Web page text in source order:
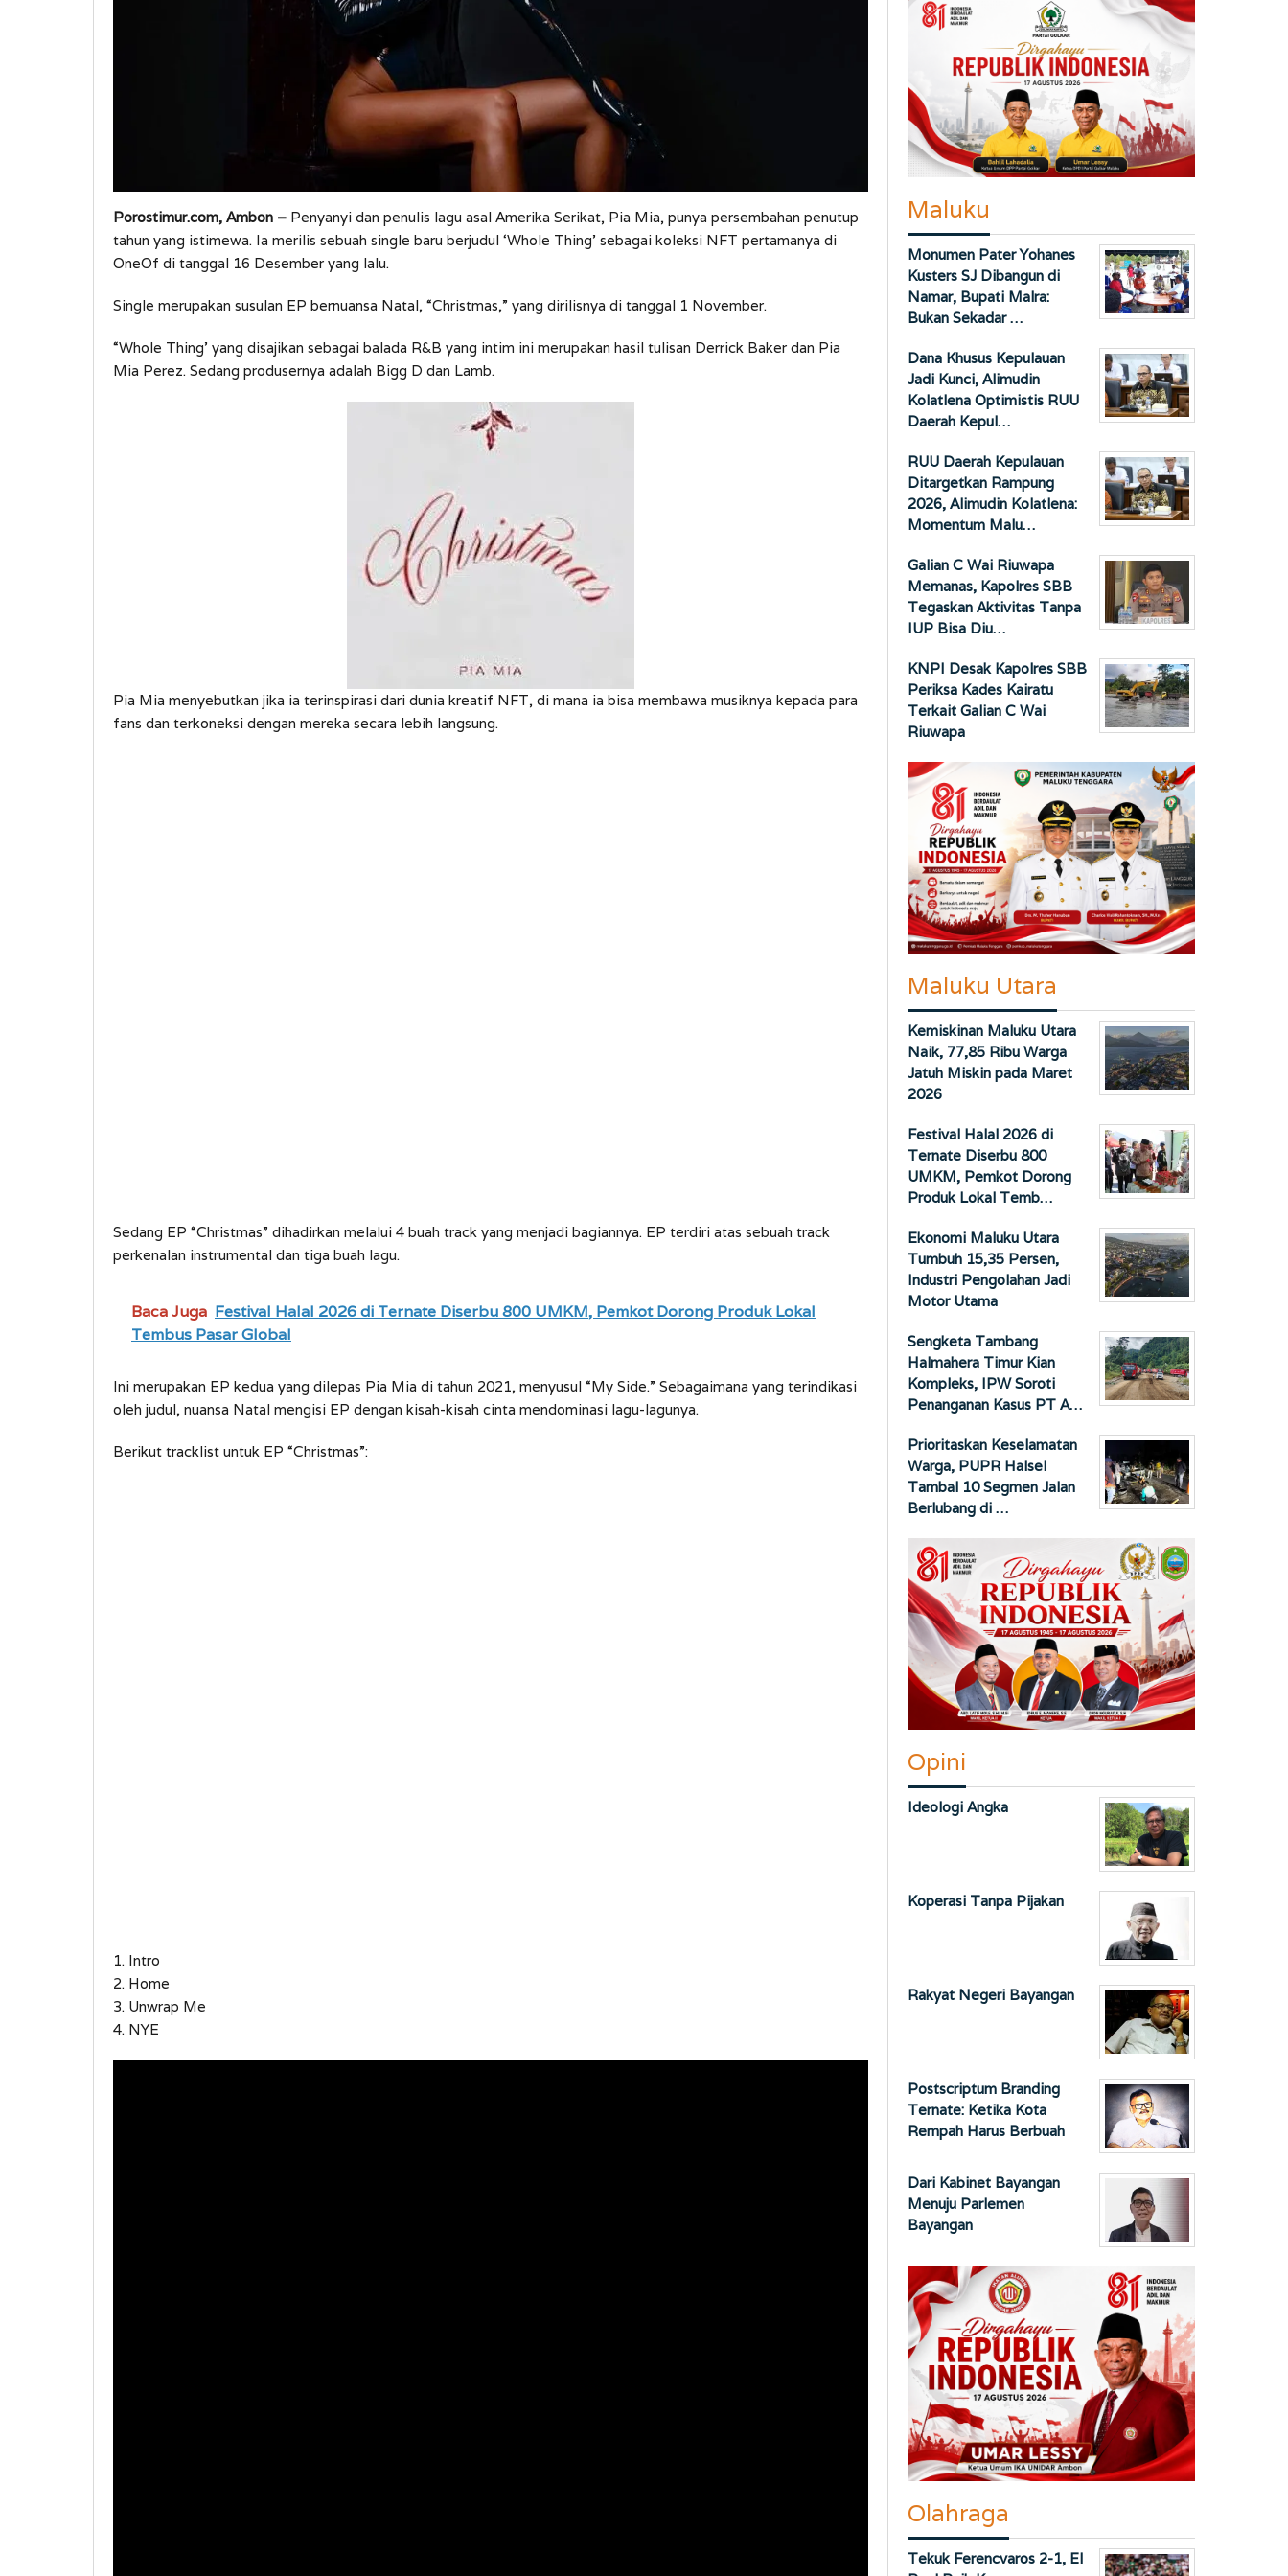
Porostimur.com, Ambon – Penyanyi dan penulis lagu asal Amerika Serikat, Pia Mia, punya persembahan penutup
tahun yang istimewa. Ia merilis sebuah single baru berjudul ‘Whole Thing’ sebagai koleksi NFT pertamanya di
OneOf di tanggal 16 Desember yang lalu.
Single merupakan susulan EP bernuansa Natal, “Christmas,” yang dirilisnya di tanggal 1 November.
“Whole Thing’ yang disajikan sebagai balada R&B yang intim ini merupakan hasil tulisan Derrick Baker dan Pia
Mia Perez. Sedang produsernya adalah Bigg D dan Lamb.
Pia Mia menyebutkan jika ia terinspirasi dari dunia kreatif NFT, di mana ia bisa membawa musiknya kepada para
fans dan terkoneksi dengan mereka secara lebih langsung.
Sedang EP “Christmas” dihadirkan melalui 4 buah track yang menjadi bagiannya. EP terdiri atas sebuah track
perkenalan instrumental dan tiga buah lagu.
Baca Juga Festival Halal 2026 di Ternate Diserbu 800 UMKM, Pemkot Dorong Produk Lokal
Tembus Pasar Global
Ini merupakan EP kedua yang dilepas Pia Mia di tahun 2021, menyusul “My Side.” Sebagaimana yang terindikasi
oleh judul, nuansa Natal mengisi EP dengan kisah-kisah cinta mendominasi lagu-lagunya.
Berikut tracklist untuk EP “Christmas”:
1. Intro
2. Home
3. Unwrap Me
4. NYE
Maluku
Monumen Pater Yohanes
Kusters SJ Dibangun di
Namar, Bupati Malra:
Bukan Sekadar …
Dana Khusus Kepulauan
Jadi Kunci, Alimudin
Kolatlena Optimistis RUU
Daerah Kepul…
RUU Daerah Kepulauan
Ditargetkan Rampung
2026, Alimudin Kolatlena:
Momentum Malu…
Galian C Wai Riuwapa
Memanas, Kapolres SBB
Tegaskan Aktivitas Tanpa
IUP Bisa Diu…
KNPI Desak Kapolres SBB
Periksa Kades Kairatu
Terkait Galian C Wai
Riuwapa
Maluku Utara
Kemiskinan Maluku Utara
Naik, 77,85 Ribu Warga
Jatuh Miskin pada Maret
2026
Festival Halal 2026 di
Ternate Diserbu 800
UMKM, Pemkot Dorong
Produk Lokal Temb…
Ekonomi Maluku Utara
Tumbuh 15,35 Persen,
Industri Pengolahan Jadi
Motor Utama
Sengketa Tambang
Halmahera Timur Kian
Kompleks, IPW Soroti
Penanganan Kasus PT A…
Prioritaskan Keselamatan
Warga, PUPR Halsel
Tambal 10 Segmen Jalan
Berlubang di …
Opini
Ideologi Angka
Koperasi Tanpa Pijakan
Rakyat Negeri Bayangan
Postscriptum Branding
Ternate: Ketika Kota
Rempah Harus Berbuah
Dari Kabinet Bayangan
Menuju Parlemen
Bayangan
Olahraga
Tekuk Ferencvaros 2-1, El